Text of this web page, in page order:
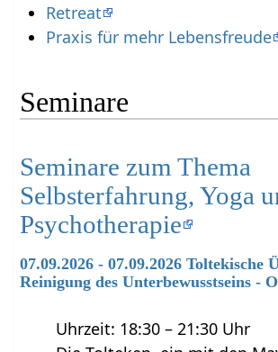
Retreat
Praxis für mehr Lebensfreude
Seminare
Seminare zum Thema
Selbsterfahrung, Yoga
Psychotherapie
07.09.2026 - 07.09.2026 Toltekische
Reinigung des Unterbewusstseins -
Uhrzeit: 18:30 – 21:30 Uhr